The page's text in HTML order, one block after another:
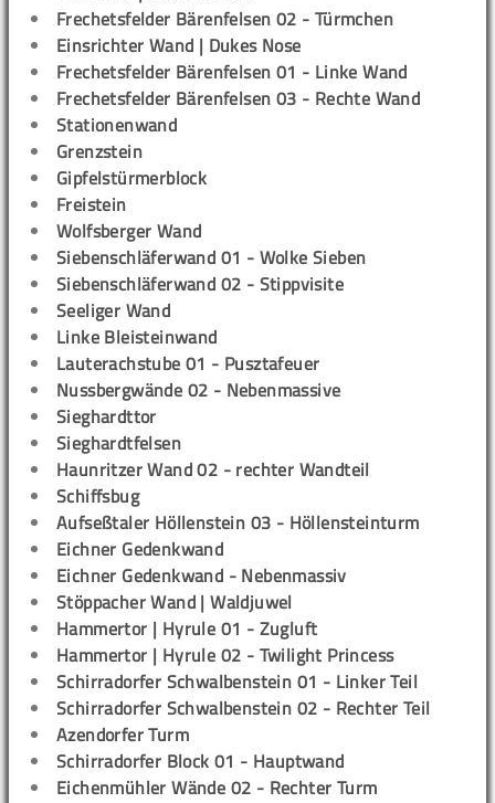
Frechetsfelder Bärenfelsen 02 - Türmchen
Einsrichter Wand | Dukes Nose
Frechetsfelder Bärenfelsen 01 - Linke Wand
Frechetsfelder Bärenfelsen 03 - Rechte Wand
Stationenwand
Grenzstein
Gipfelstürmerblock
Freistein
Wolfsberger Wand
Siebenschläferwand 01 - Wolke Sieben
Siebenschläferwand 02 - Stippvisite
Seeliger Wand
Linke Bleisteinwand
Lauterachstube 01 - Pusztafeuer
Nussbergwände 02 - Nebenmassive
Sieghardttor
Sieghardtfelsen
Haunritzer Wand 02 - rechter Wandteil
Schiffsbug
Aufseßtaler Höllenstein 03 - Höllensteinturm
Eichner Gedenkwand
Eichner Gedenkwand - Nebenmassiv
Stöppacher Wand | Waldjuwel
Hammertor | Hyrule 01 - Zugluft
Hammertor | Hyrule 02 - Twilight Princess
Schirradorfer Schwalbenstein 01 - Linker Teil
Schirradorfer Schwalbenstein 02 - Rechter Teil
Azendorfer Turm
Schirradorfer Block 01 - Hauptwand
Eichenmühler Wände 02 - Rechter Turm